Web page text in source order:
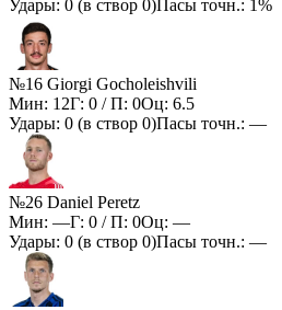
Удары: 0 (в створ 0)Пасы точн.: 1%
№16 Giorgi Gocholeishvili
Мин: 12Г: 0 / П: 0Оц: 6.5
Удары: 0 (в створ 0)Пасы точн.: —
№26 Daniel Peretz
Мин: —Г: 0 / П: 0Оц: —
Удары: 0 (в створ 0)Пасы точн.: —